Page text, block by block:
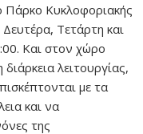
Πάρκο Κυκλοφοριακής
Τετάρτη και
Και στον χώρο
λειτουργίας,
με τα
και να
της